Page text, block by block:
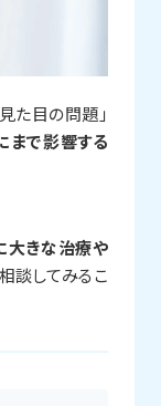
た目の問題」
まで影響する
大きな治療や
談してみるこ